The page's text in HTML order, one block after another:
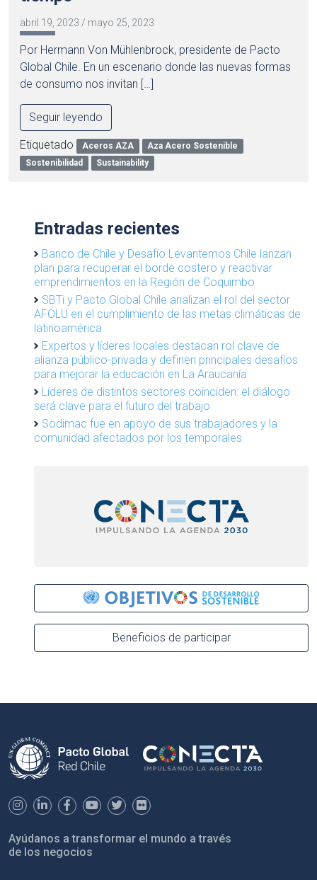
abril 19, 2023 / mayo 25, 2023
Por Hermann Von Mühlenbrock, presidente de Pacto
Global Chile. En un escenario donde las nuevas formas
de consumo nos invitan […]
Seguir leyendo
Etiquetado Aceros AZA
Aza Acero Sostenible
Sostenibilidad
Sustainability
Entradas recientes
Banco de Chile y Desafío Levantemos Chile lanzan
plan para recuperar el borde costero y reactivar
emprendimientos en la Región de Coquimbo
SBTi y Pacto Global Chile analizan el rol del sector
AFOLU en el cumplimiento de las metas climáticas de
latinoamérica
Expertos y líderes locales destacan rol clave de
alianza público-privada y definen principales desafíos
para mejorar la educación en La Araucanía
Líderes de distintos sectores coinciden: el diálogo
será clave para el futuro del trabajo
Sodimac fue en apoyo de sus trabajadores y la
comunidad afectados por los temporales
Beneficios de participar
Ayúdanos a transformar el mundo a través
de los negocios